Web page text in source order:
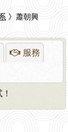
》蕭朝興
服務